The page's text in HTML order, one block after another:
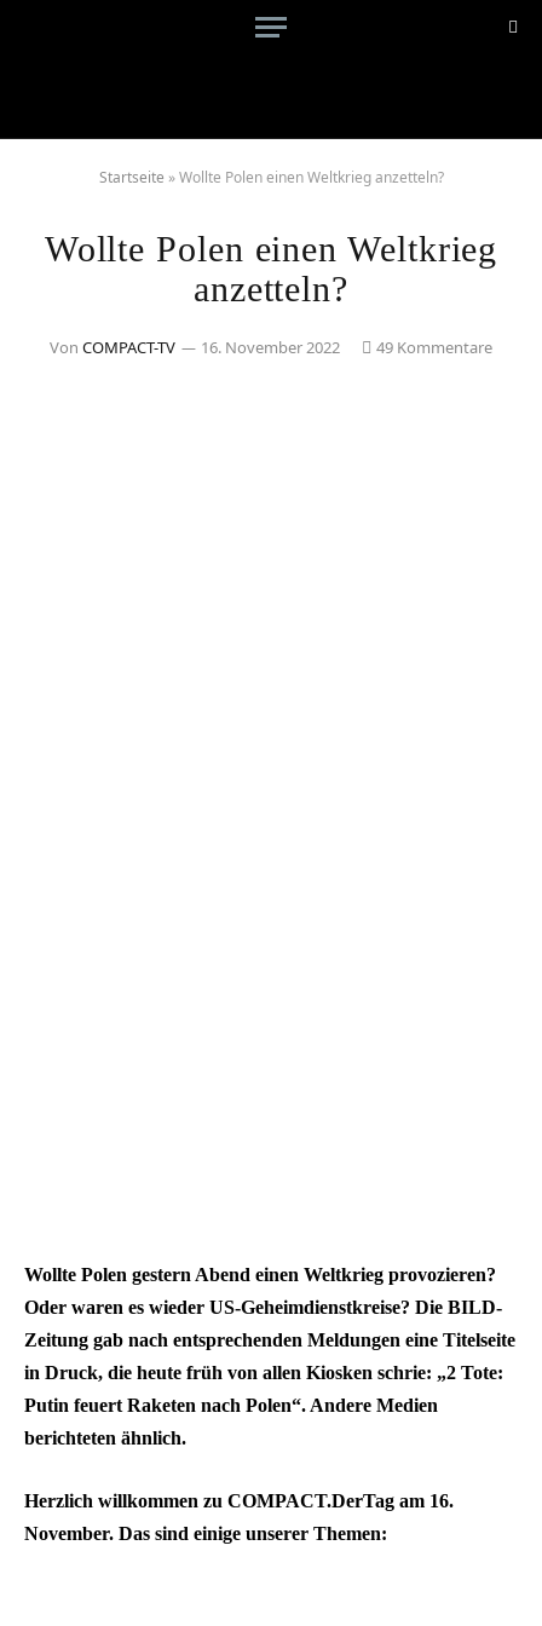
Startseite »Wollte Polen einen Weltkrieg anzetteln?
Wollte Polen einen Weltkrieg
anzetteln?
Von COMPACT-TV 16. November 2022 49 Kommentare
Wollte Polen gestern Abend einen Weltkrieg provozieren?
Oder waren es wieder US-Geheimdienstkreise? Die BILD-
Zeitung gab nach entsprechenden Meldungen eine Titelseite
in Druck, die heute früh von allen Kiosken schrie: „2 Tote:
Putin feuert Raketen nach Polen“. Andere Medien
berichteten ähnlich.
Herzlich willkommen zu COMPACT.DerTag am 16.
November. Das sind einige unserer Themen: